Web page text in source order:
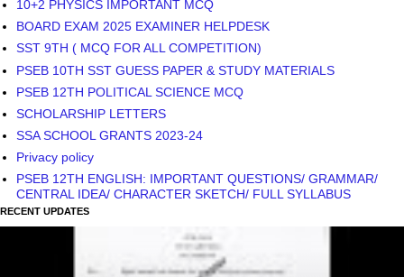
10+2 PHYSICS IMPORTANT MCQ
BOARD EXAM 2025 EXAMINER HELPDESK
SST 9TH ( MCQ FOR ALL COMPETITION)
PSEB 10TH SST GUESS PAPER & STUDY MATERIALS
PSEB 12TH POLITICAL SCIENCE MCQ
SCHOLARSHIP LETTERS
SSA SCHOOL GRANTS 2023-24
Privacy policy
PSEB 12TH ENGLISH: IMPORTANT QUESTIONS/ GRAMMAR/
CENTRAL IDEA/ CHARACTER SKETCH/ FULL SYLLABUS
RECENT UPDATES